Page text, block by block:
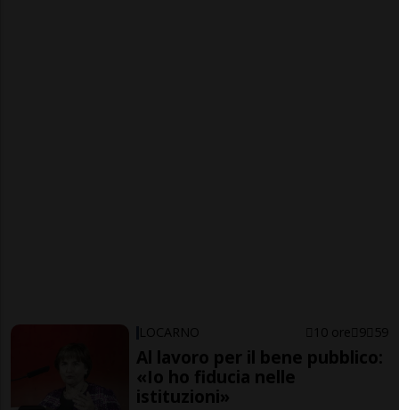
LOCARNO 10 ore 9 59
Al lavoro per il bene pubblico:
«Io ho fiducia nelle
istituzioni»